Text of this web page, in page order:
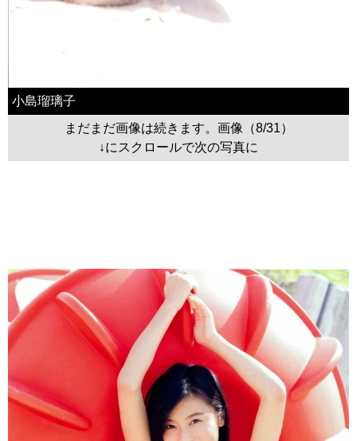
小島瑠璃子
まだまだ画像は続きます。画像（8/31）
↓にスクロールで次の写真に